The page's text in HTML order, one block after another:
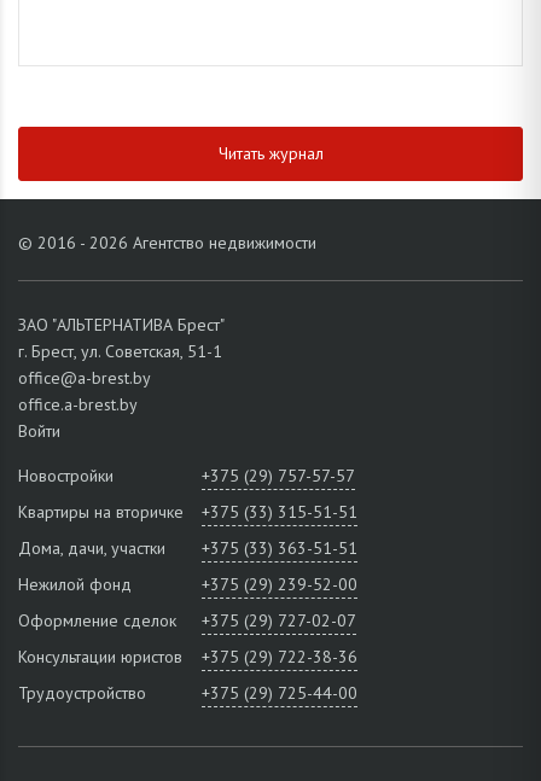
Читать журнал
© 2016 - 2026 Агентство недвижимости
ЗАО "АЛЬТЕРНАТИВА Брест"
г. Брест, ул. Советская, 51-1
office@a-brest.by
office.a-brest.by
Войти
Новостройки
+375 (29) 757-57-57
Квартиры на вторичке
+375 (33) 315-51-51
Дома, дачи, участки
+375 (33) 363-51-51
Нежилой фонд
+375 (29) 239-52-00
Оформление сделок
+375 (29) 727-02-07
Консультации юристов
+375 (29) 722-38-36
Трудоустройство
+375 (29) 725-44-00